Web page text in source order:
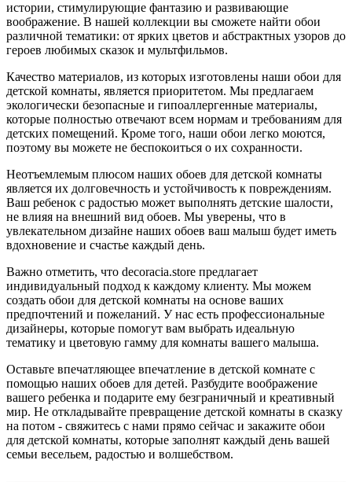
истории, стимулирующие фантазию и развивающие
воображение. В нашей коллекции вы сможете найти обои
различной тематики: от ярких цветов и абстрактных узоров до
героев любимых сказок и мультфильмов.
Качество материалов, из которых изготовлены наши обои для
детской комнаты, является приоритетом. Мы предлагаем
экологически безопасные и гипоаллергенные материалы,
которые полностью отвечают всем нормам и требованиям для
детских помещений. Кроме того, наши обои легко моются,
поэтому вы можете не беспокоиться о их сохранности.
Неотъемлемым плюсом наших обоев для детской комнаты
является их долговечность и устойчивость к повреждениям.
Ваш ребенок с радостью может выполнять детские шалости,
не влияя на внешний вид обоев. Мы уверены, что в
увлекательном дизайне наших обоев ваш малыш будет иметь
вдохновение и счастье каждый день.
Важно отметить, что decoracia.store предлагает
индивидуальный подход к каждому клиенту. Мы можем
создать обои для детской комнаты на основе ваших
предпочтений и пожеланий. У нас есть профессиональные
дизайнеры, которые помогут вам выбрать идеальную
тематику и цветовую гамму для комнаты вашего малыша.
Оставьте впечатляющее впечатление в детской комнате с
помощью наших обоев для детей. Разбудите воображение
вашего ребенка и подарите ему безграничный и креативный
мир. Не откладывайте превращение детской комнаты в сказку
на потом - свяжитесь с нами прямо сейчас и закажите обои
для детской комнаты, которые заполнят каждый день вашей
семьи весельем, радостью и волшебством.